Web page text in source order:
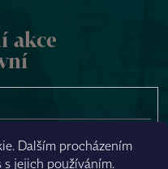
Dalším procházením
jejich používáním.
akce